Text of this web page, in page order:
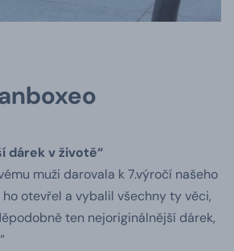
dárek v životě“
muži darovala k 7.výročí našeho
otevřel a vybalil všechny ty věci,
ten nejoriginálnější dárek,